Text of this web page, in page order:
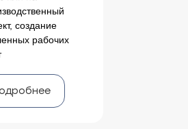
создание
рабочих